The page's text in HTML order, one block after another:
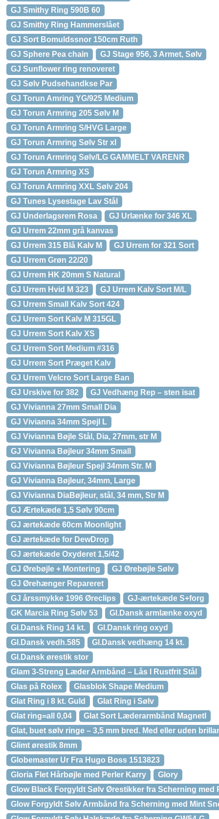
GJ Smithy Ring 590B 60
GJ Smithy Ring Hammerslået
GJ Sort Bomuldssnor 150cm Ruth
GJ Sphere Pea chain
GJ Stage 956, 3 Armet, Sølv
GJ Sunflower ring renoveret
GJ Sølv Pudsehandkse Par
GJ Torun Amring YG/925 Medium
GJ Torun Armring 205 Sølv M
GJ Torun Armring S/HVG Large
GJ Torun Armring Sølv Str xl
GJ Torun Armring Sølv/LG GAMMELT VARENR
GJ Torun Armring XS
GJ Torun Armring XXL Sølv 204
GJ Tunes Lysestage Lav Stål
GJ Underlagsrem Rosa
GJ Urlænke for 346 XL
GJ Urrem 22mm grå kanvas
GJ Urrem 315 Blå Kalv M
GJ Urrem for 321 Sort
GJ Urrem Grøn 22/20
GJ Urrem HK 20mm S Natural
GJ Urrem Hvid M 323
GJ Urrem Kalv Sort M/L
GJ Urrem Small Kalv Sort 424
GJ Urrem Sort Kalv M 315GL
GJ Urrem Sort Kalv XS
GJ Urrem Sort Medium #316
GJ Urrem Sort Præget Kalv
GJ Urrem Velcro Sort Large Ban
GJ Urskive for 382
GJ Vedhæng Rep – sten isat
GJ Vivianna 27mm Small Dia
GJ Vivianna 34mm Spejl L
GJ Vivianna Bøjle Stål, Dia, 27mm, str M
GJ Vivianna Bøjleur 34mm Small
GJ Vivianna Bøjleur Spejl 34mm Str. M
GJ Vivianna Bøjleur, 34mm, Large
GJ Vivianna DiaBøjleur, stål, 34 mm, Str M
GJ Ærtekæde 1,5 Sølv 90cm
GJ ærtekæde 60cm Moonlight
GJ ærtekæde for DewDrop
GJ ærtekæde Oxyderet 1,5/42
GJ Ørebøjle + Montering
GJ Ørebøjle Sølv
GJ Ørehænger Repareret
GJ årssmykke 1996 Øreclips
GJ-ærtekæde S+forg
GK Marcia Ring Sølv 53
Gl.Dansk armlænke oxyd
Gl.Dansk Ring 14 kt.
Gl.Dansk ring oxyd
Gl.Dansk vedh.585
Gl.Dansk vedhæng 14 kt.
Gl.Dansk ørestik stor
Glam 3-Streng Læder Armbånd – Lås I Rustfrit Stål
Glas på Rolex
Glasblok Shape Medium
Glat Ring i 8 kt. Guld
Glat Ring i Sølv
Glat ring=all 0,04
Glat Sort Læderarmbånd Magnetl
Glat, buet sølv ringe – 3,5 mm bred. Med eller uden
Glimt ørestik 8mm
Globemaster Ur Fra Hugo Boss 1513823
Gloria Flet Hårbøjle med Perler Karry
Glory
Glow Black Forgyldt Sølv Ørestikker fra Scherning med
Glow Forgyldt Sølv Armbånd fra Scherning med Mint